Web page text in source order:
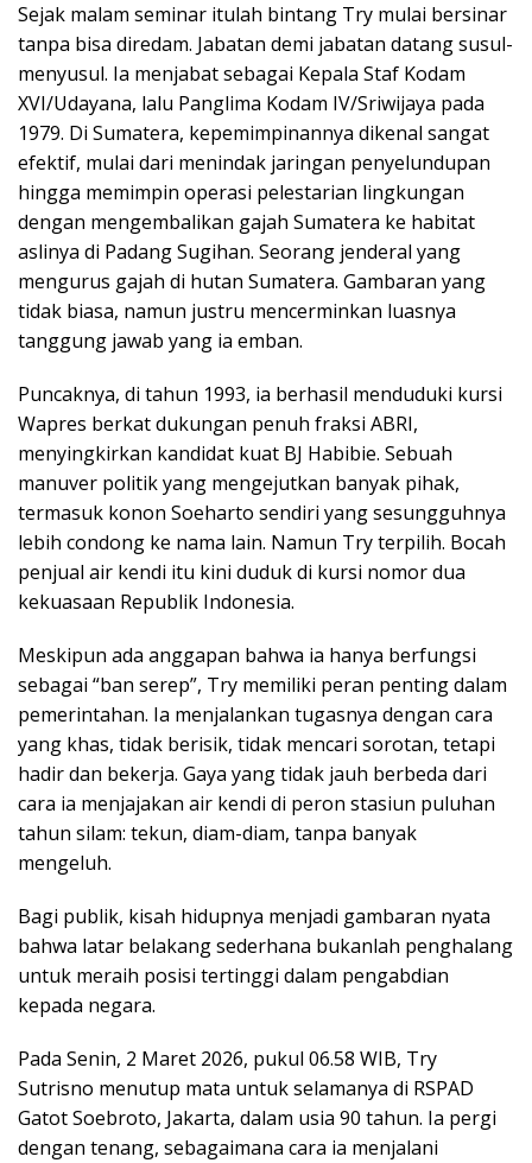
Sejak malam seminar itulah bintang Try mulai bersinar
tanpa bisa diredam. Jabatan demi jabatan datang susul-
menyusul. Ia menjabat sebagai Kepala Staf Kodam
XVI/Udayana, lalu Panglima Kodam IV/Sriwijaya pada
1979. Di Sumatera, kepemimpinannya dikenal sangat
efektif, mulai dari menindak jaringan penyelundupan
hingga memimpin operasi pelestarian lingkungan
dengan mengembalikan gajah Sumatera ke habitat
aslinya di Padang Sugihan. Seorang jenderal yang
mengurus gajah di hutan Sumatera. Gambaran yang
tidak biasa, namun justru mencerminkan luasnya
tanggung jawab yang ia emban.
Puncaknya, di tahun 1993, ia berhasil menduduki kursi
Wapres berkat dukungan penuh fraksi ABRI,
menyingkirkan kandidat kuat BJ Habibie. Sebuah
manuver politik yang mengejutkan banyak pihak,
termasuk konon Soeharto sendiri yang sesungguhnya
lebih condong ke nama lain. Namun Try terpilih. Bocah
penjual air kendi itu kini duduk di kursi nomor dua
kekuasaan Republik Indonesia.
Meskipun ada anggapan bahwa ia hanya berfungsi
sebagai “ban serep”, Try memiliki peran penting dalam
pemerintahan. Ia menjalankan tugasnya dengan cara
yang khas, tidak berisik, tidak mencari sorotan, tetapi
hadir dan bekerja. Gaya yang tidak jauh berbeda dari
cara ia menjajakan air kendi di peron stasiun puluhan
tahun silam: tekun, diam-diam, tanpa banyak
mengeluh.
Bagi publik, kisah hidupnya menjadi gambaran nyata
bahwa latar belakang sederhana bukanlah penghalang
untuk meraih posisi tertinggi dalam pengabdian
kepada negara.
Pada Senin, 2 Maret 2026, pukul 06.58 WIB, Try
Sutrisno menutup mata untuk selamanya di RSPAD
Gatot Soebroto, Jakarta, dalam usia 90 tahun. Ia pergi
dengan tenang, sebagaimana cara ia menjalani